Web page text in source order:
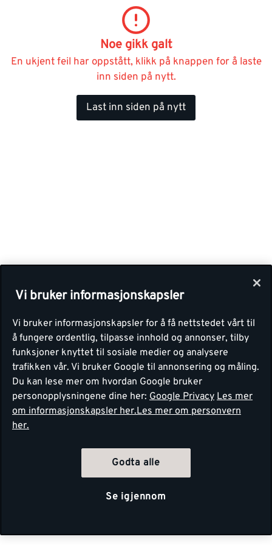
Noe gikk galt
En ukjent feil har oppstått, klikk på knappen for å laste
inn siden på nytt.
Last inn siden på nytt
Vi bruker informasjonskapsler
Vi bruker informasjonskapsler for å få nettstedet vårt til
å fungere ordentlig, tilpasse innhold og annonser, tilby
funksjoner knyttet til sosiale medier og analysere
trafikken vår. Vi bruker Google til annonsering og måling.
Du kan lese mer om hvordan Google bruker
personopplysningene dine her: Google Privacy Les mer
om informasjonskapsler her.Les mer om personvern
her.
Godta alle
Se igjennom